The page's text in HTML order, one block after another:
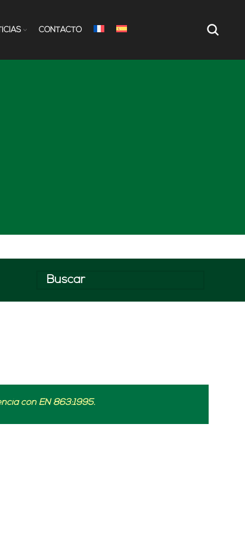
CONTACTO
con EN 863:1995.